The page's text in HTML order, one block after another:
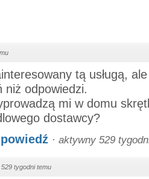
tą usługą,
niż odpowiedzi.
mi w domu
dostawcy?
· aktywny 529
529 tygodni temu